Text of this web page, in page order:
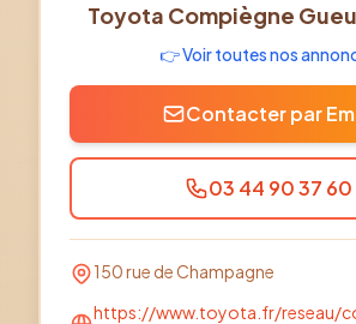
Toyota Compiègne
👉 Voir toutes nos
Contacter par
03 44 90 37 60
150 rue de Champagne
https://www.toyota.fr/reseau/